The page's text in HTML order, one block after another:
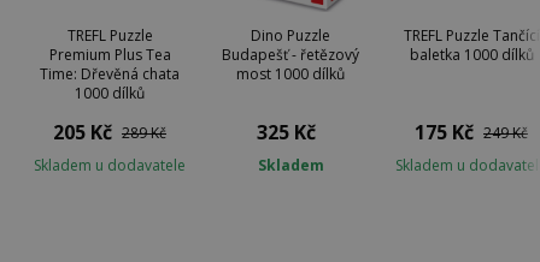
TREFL Puzzle
Premium Plus Tea
Time: Dřevěná chata
1000 dílků
205 Kč 289 Kč
Skladem u dodavatele
Dino Puzzle
Budapešť - řetězový
most 1000 dílků
325 Kč
Skladem
TREFL Puzzle Tančící
baletka 1000 dílků
175 Kč 249 Kč
Skladem u